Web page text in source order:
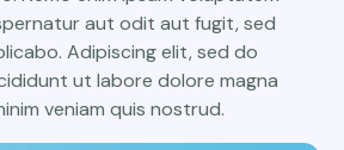
aut odit aut fugit, sed
Adipiscing elit, sed do
ut labore dolore magna
veniam quis nostrud.